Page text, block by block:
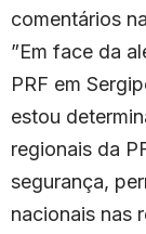
comentários
”Em face da
PRF em
estou
regionais da
segurança,
nacionais nas